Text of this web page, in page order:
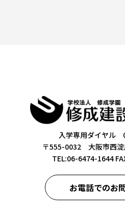
入学専用ダイヤル
〒555-0032 大阪市西
TEL:06-6474-1644
お電話でのお